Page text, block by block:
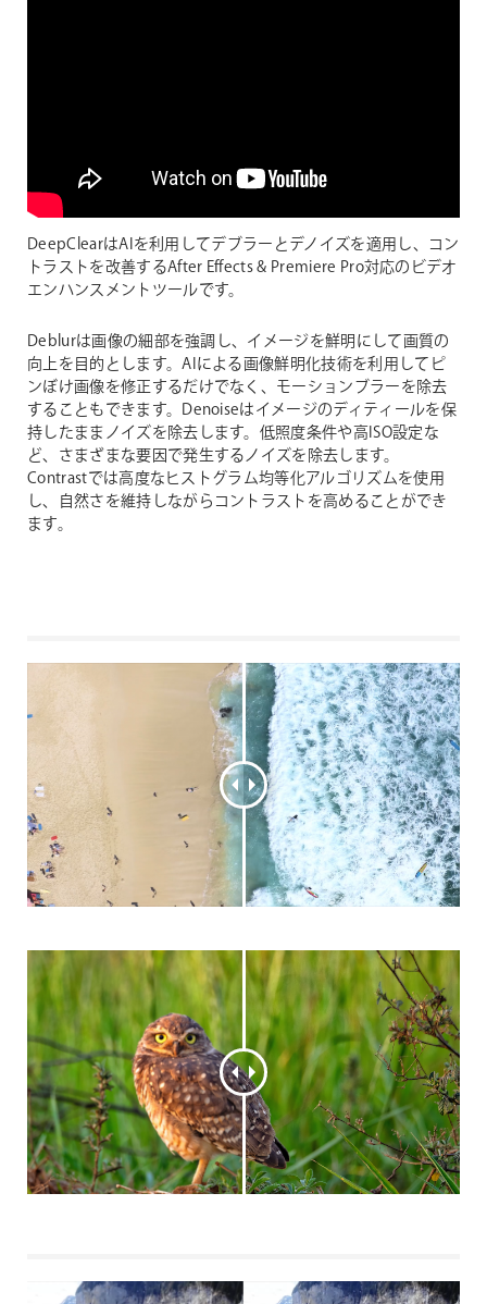
DeepClearはAIを利用してデブラーとデノイズを適用し、コン
トラストを改善するAfter Effects & Premiere Pro対応のビデオ
エンハンスメントツールです。
Deblurは画像の細部を強調し、イメージを鮮明にして画質の
向上を目的とします。AIによる画像鮮明化技術を利用してピ
ンぼけ画像を修正するだけでなく、モーションブラーを除去
することもできます。Denoiseはイメージのディティールを保
持したままノイズを除去します。低照度条件や高ISO設定な
ど、さまざまな要因で発生するノイズを除去します。
Contrastでは高度なヒストグラム均等化アルゴリズムを使用
し、自然さを維持しながらコントラストを高めることができ
ます。